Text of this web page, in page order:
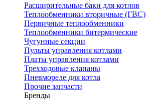
Расширительные баки для котлов
Теплообменники вторичные (ГВС)
Первичные теплообменники
Теплообменники битермические
Чугунные секции
Пульты управления котлами
Платы управления котлами
Трехходовые клапаны
Пневмореле для котла
Прочие запчасти
Бренды